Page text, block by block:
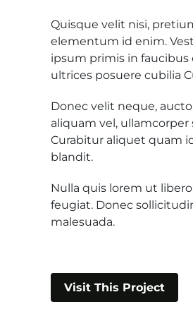
Quisque velit nisi,
elementum id enim.
ipsum primis in faucibus
ultrices posuere cubilia
Donec velit neque,
aliquam vel, ullamcorper
Curabitur aliquet quam
blandit.
Nulla quis lorem ut
feugiat. Donec
malesuada.
Visit This Project